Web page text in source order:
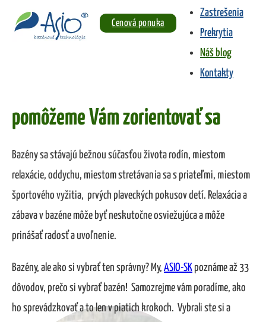
Zastrešenia
Prekrytia
Náš blog
Kontakty
Cenová ponuka
pomôžeme Vám zorientovať sa
Bazény sa stávajú bežnou súčasťou života rodín, miestom
relaxácie, oddychu, miestom stretávania sa s priateľmi, miestom
športového vyžitia, prvých plaveckých pokusov detí. Relaxácia a
zábava v bazéne môže byť neskutočne osviežujúca a môže
prinášať radosť a uvoľnenie.
Bazény, ale ako si vybrať ten správny? My, ASIO-SK poznáme až 33
dôvodov, prečo si vybrať bazén! Samozrejme vám poradíme, ako
ho sprevádzkovať a to len v piatich krokoch. Vybrali ste si a